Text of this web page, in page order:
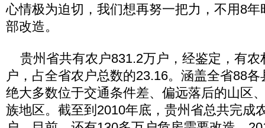
心情极为迫切，我们想再努一把力，不用8
部改造。
贵州省共有农户831.2万户，经鉴定，有农
户，占全省农户总数的23.16。涵盖全省88
绝大多数位于交通条件差、偏远落后的山区
族地区。截至到2010年底，贵州省总共完成